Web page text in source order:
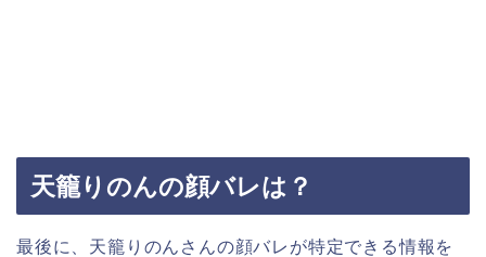
天籠りのんの顔バレは？
最後に、天籠りのんさんの顔バレが特定できる情報を